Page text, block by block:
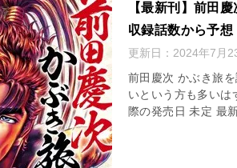
【最新刊】前田
収録話数から予想
更新日： 2024年7月
前田慶次 かぶき旅
いという方も多い
際の発売日 未定 最